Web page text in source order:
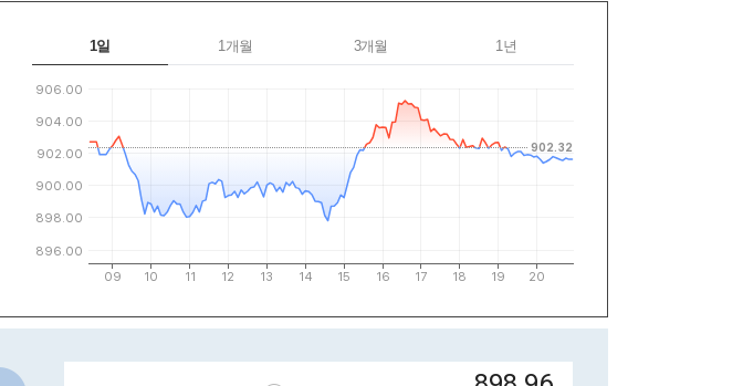
1일 1개월 3개월 1년